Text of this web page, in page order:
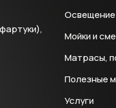
Освещение
Мойки и
Матрасы,
Полезные
Услуги